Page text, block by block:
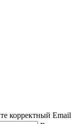
корректный Email